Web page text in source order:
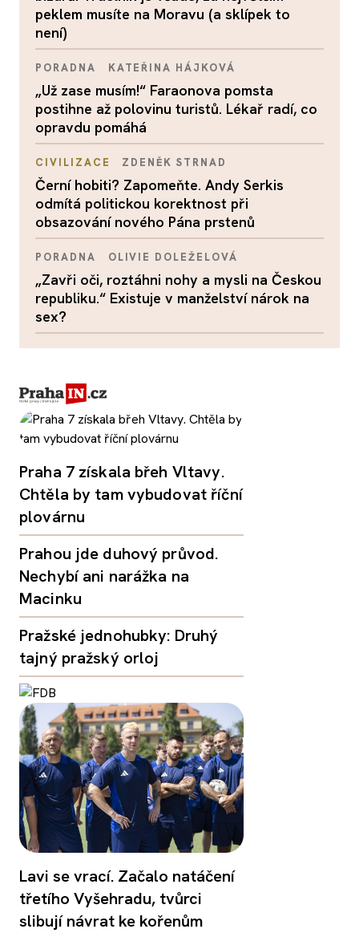
peklem musíte na Moravu (a sklípek to
není)
PORADNA KATEŘINA HÁJKOVÁ
„Už zase musím!“ Faraonova pomsta
postihne až polovinu turistů. Lékař radí, co
opravdu pomáhá
CIVILIZACE ZDENĚK STRNAD
Černí hobiti? Zapomeňte. Andy Serkis
odmítá politickou korektnost při
obsazování nového Pána prstenů
PORADNA OLIVIE DOLEŽELOVÁ
„Zavři oči, roztáhni nohy a mysli na Českou
republiku.“ Existuje v manželství nárok na
sex?
Praha 7 získala břeh Vltavy.
Chtěla by tam vybudovat říční
plovárnu
Prahou jde duhový průvod.
Nechybí ani narážka na
Macinku
Pražské jednohubky: Druhý
tajný pražský orloj
Lavi se vrací. Začalo natáčení
třetího Vyšehradu, tvůrci
slibují návrat ke kořenům